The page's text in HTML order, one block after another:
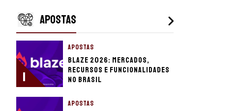
APOSTAS
1
APOSTAS
Blaze 2026: mercados,
recursos e funcionalidades
no Brasil
APOSTAS